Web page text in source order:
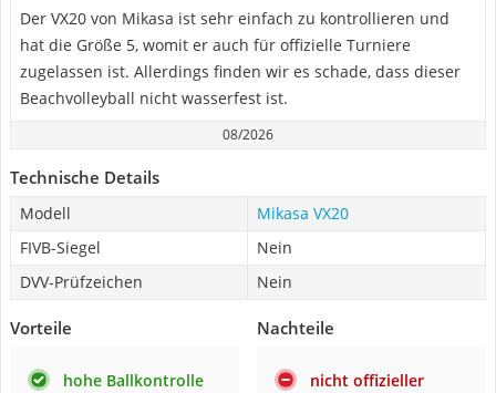
Der VX20 von Mikasa ist sehr einfach zu kontrollieren und
hat die Größe 5, womit er auch für offizielle Turniere
zugelassen ist. Allerdings finden wir es schade, dass dieser
Beachvolleyball nicht wasserfest ist.
08/2026
Technische Details
Modell
Mikasa VX20
FIVB-Siegel
Nein
DVV-Prüfzeichen
Nein
Vorteile
hohe Ballkontrolle
Nachteile
nicht offizieller